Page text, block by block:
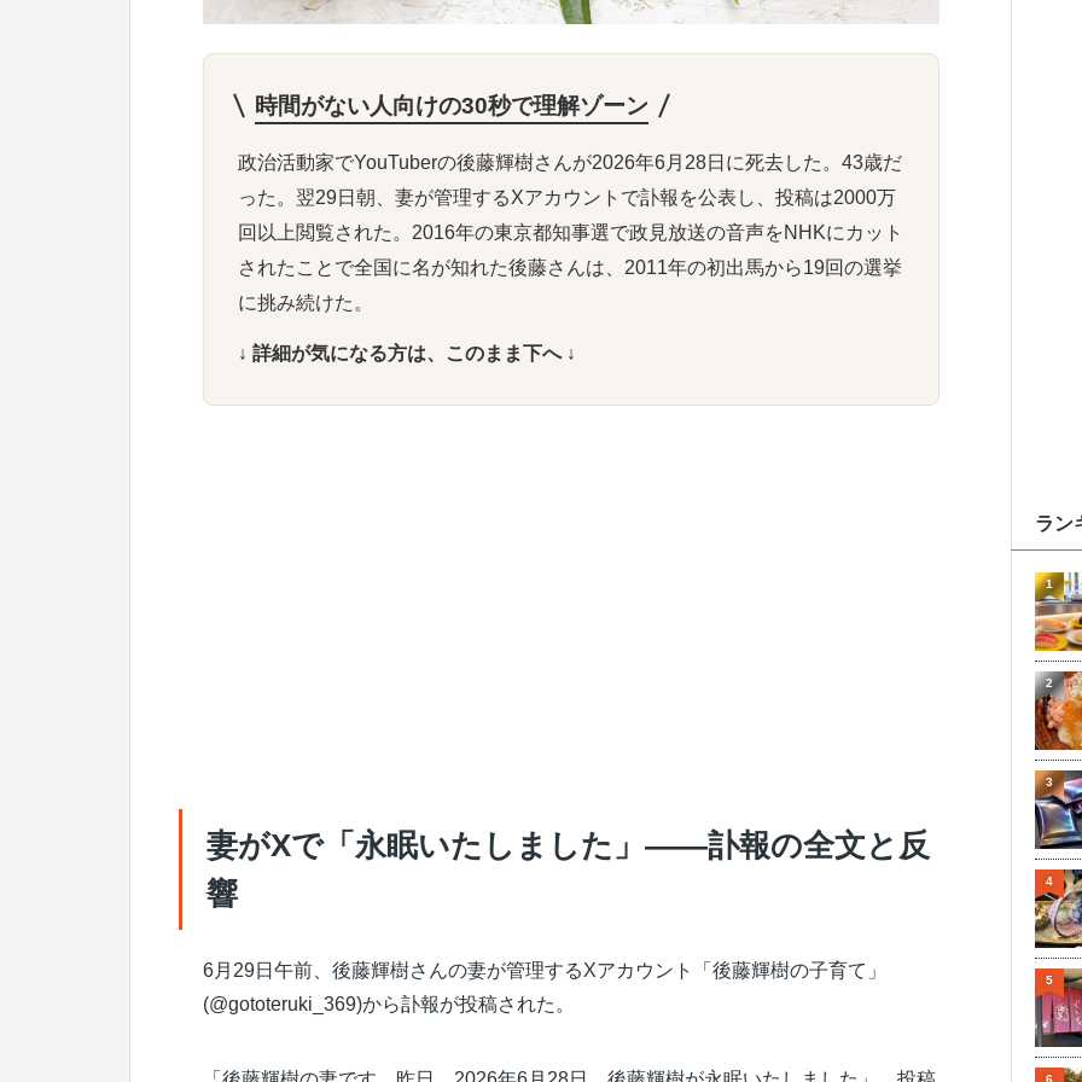
時間がない人向けの30秒で理解ゾーン
政治活動家でYouTuberの後藤輝樹さんが2026年6月28日に死去した。43歳だ
った。翌29日朝、妻が管理するXアカウントで訃報を公表し、投稿は2000万
回以上閲覧された。2016年の東京都知事選で政見放送の音声をNHKにカット
されたことで全国に名が知れた後藤さんは、2011年の初出馬から19回の選挙
に挑み続けた。
↓ 詳細が気になる方は、このまま下へ ↓
妻がXで「永眠いたしました」――訃報の全文と反
響
6月29日午前、後藤輝樹さんの妻が管理するXアカウント「後藤輝樹の子育て」
(@gototeruki_369)から訃報が投稿された。
ラン
1
2
3
4
5
6